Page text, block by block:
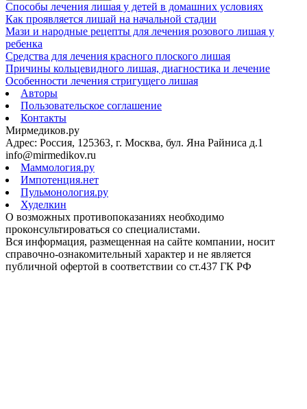
Способы лечения лишая у детей в домашних условиях
Как проявляется лишай на начальной стадии
Мази и народные рецепты для лечения розового лишая у
ребенка
Средства для лечения красного плоского лишая
Причины кольцевидного лишая, диагностика и лечение
Особенности лечения стригущего лишая
Авторы
Пользовательское соглашение
Контакты
Мирмедиков.ру
Адрес: Россия, 125363, г. Москва, бул. Яна Райниса д.1
info@mirmedikov.ru
Маммология.ру
Импотенция.нет
Пульмонология.ру
Худелкин
О возможных противопоказаниях необходимо
проконсультироваться со специалистами.
Вся информация, размещенная на сайте компании, носит
справочно-ознакомительный характер и не является
публичной офертой в соответствии со ст.437 ГК РФ